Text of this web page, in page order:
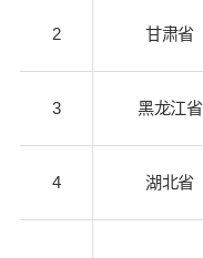
2 甘肃省
3 黑龙江省
4 湖北省